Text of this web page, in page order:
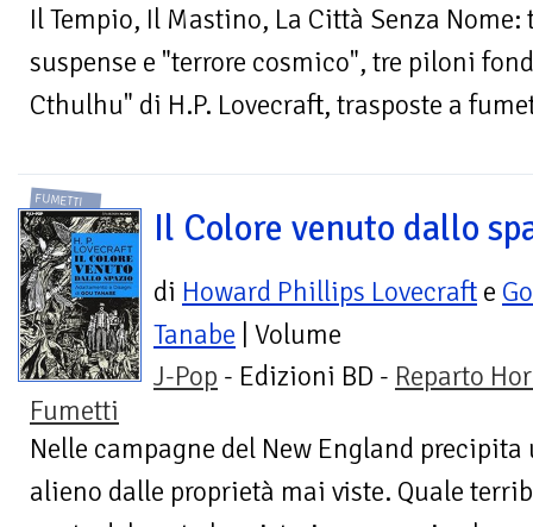
Il Tempio, Il Mastino, La Città Senza
suspense e "terrore cosmico", tre piloni
Cthulhu" di H.P. Lovecraft, trasposte a
FUMETTI
Il Colore venuto dallo
di Howard Phillips Lovecraft e
Tanabe | Volume
J-Pop - Edizioni BD - Reparto
Fumetti
Nelle campagne del New England
alieno dalle proprietà mai viste. Quale